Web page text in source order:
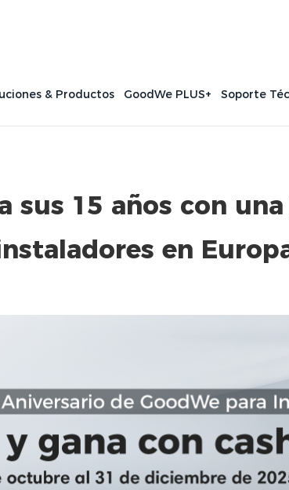
& Productos GoodWe PLUS+ Soporte
sus 15 años con
en